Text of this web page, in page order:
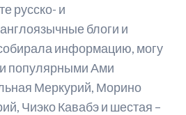
русско- и
блоги и
информацию, могу
популярными Ами
Меркурий, Морино
Чиэко Кавабэ и шестая –